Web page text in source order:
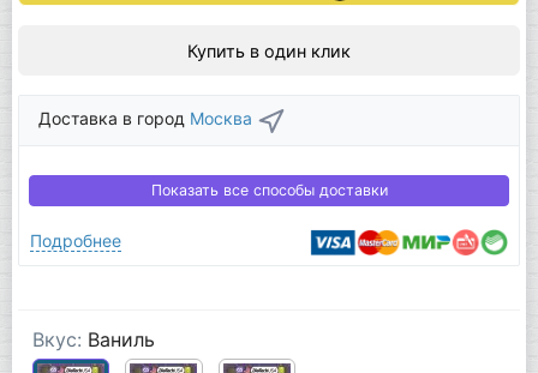
Купить в один клик
Доставка в город Москва
Показать все способы доставки
Подробнее
Вкус: Ваниль